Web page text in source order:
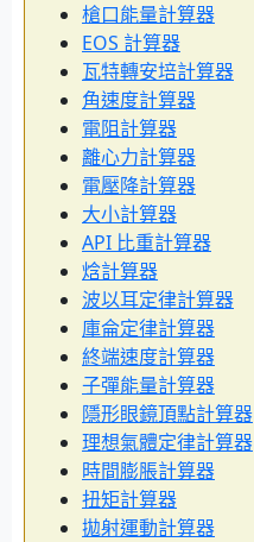
槍口能量計算器
EOS 計算器
瓦特轉安培計算器
角速度計算器
電阻計算器
離心力計算器
電壓降計算器
大小計算器
API 比重計算器
焓計算器
波以耳定律計算器
庫侖定律計算器
終端速度計算器
子彈能量計算器
隱形眼鏡頂點計算器
理想氣體定律計算器
時間膨脹計算器
扭矩計算器
拋射運動計算器